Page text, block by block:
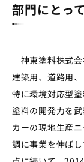
部門にとっ
神東塗料株式会
建築用、道路用
特に環境対応型
塗料の開発力を
カーの現地生産
調に事業を伸ば